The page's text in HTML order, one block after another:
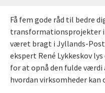
Få fem gode råd til bedre
transformationsprojekter i
været bragt i Jyllands-
ekspert René Lykkeskov
for at opnå den fulde
hvordan virksomheder